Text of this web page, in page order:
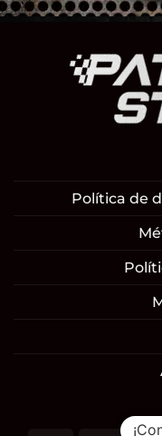
Política de